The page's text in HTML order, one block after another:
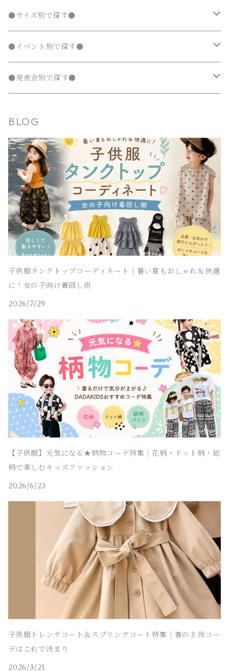
チェスターコート
チェスターコート
チェスターコート
ラッシュガード
タンクトップ
ノーカラージャケット
ポンチョ
チェスターコート
半袖
長袖
フォーマルスーツ
スカート セットアップ
パンツ セットアップ
靴・小物
靴
ワンピース
ジャンパースカート
チュニック
ドレス
ラッシュガード
ワンピース水着
セパレート水着
タンクトップ
デニムスカート
ダウンジャケット・コート
ノーカラージャケット
ポンチョ
チェスターコート
発表会 ドレス
半袖
長袖
フォーマルスーツ
スカート セットアップ
靴・小物
靴下
レギンス・タイツ
サロペット・オーバーオール
水着
ラッシュガード
ワンピース水着
セパレート水着
タンクトップ
ジャンパースカート
スカート
デニムスカート
アウター
ダウンジャケット・コート
ノーカラージャケット
マウンテンパーカー
ポンチョ
チェスターコート
発表会 ドレス
半袖
フォーマルスーツ
パンツ セットアップ
靴
靴下
レギンス・タイツ
オールインワン
サロペット・オーバーオール
水着
ラッシュガード
ワンピース水着
秋
冬
フェミニン 子供服
マニッシュ 子供服
フォーマル 子供服
アウトドアミックス 子供服
オーバーサイズ・ビッグシルエット 子供服
ユニセックス 子供服
ストリート 子供服
兄弟・姉妹コーデ
親子コーデ
●サイズ別で探す●
70～90cm
100～140cm
M～XXXL
●イベント別で探す●
入園式
lady's
men's
lady's
結婚式ドレス
men's
lady's
●発表会別で探す●
長袖
半袖
袖なし・ノースリーブ
コンクール 発表会ドレス
ダンス発表会
BLOG
子供服タンクトップコーディネート｜暑い夏もおしゃれ＆快適
に！女の子向け着回し術
2026/7/29
【子供服】元気になる★柄物コーデ特集｜花柄・ドット柄・総
柄で楽しむキッズファッション
2026/6/23
子供服トレンチコート＆スプリングコート特集｜春の主役コー
デはこれで決まり
2026/3/21